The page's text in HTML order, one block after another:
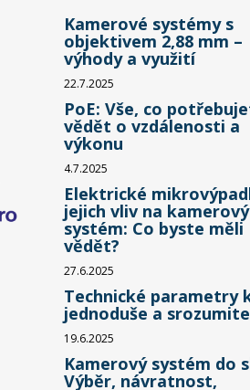
Kamerové systémy s
objektivem 2,88 mm –
výhody a využití
22.7.2025
PoE: Vše, co
vědět o vzdálenosti a
výkonu
4.7.2025
Elektrické
jejich vliv na kamerový
systém: Co byste měli
vědět?
27.6.2025
Technické parametry
jednoduše a
19.6.2025
Kamerový systém do
Výběr, návratnost,